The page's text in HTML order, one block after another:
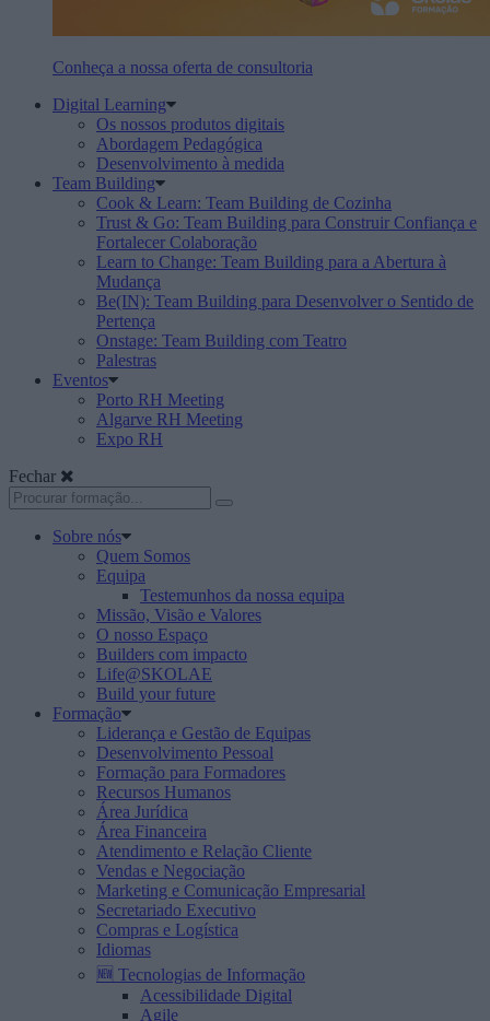
Conheça a nossa oferta de consultoria
Digital Learning
Os nossos produtos digitais
Abordagem Pedagógica
Desenvolvimento à medida
Team Building
Cook & Learn: Team Building de Cozinha
Trust & Go: Team Building para Construir Confiança e
Fortalecer Colaboração
Learn to Change: Team Building para a Abertura à
Mudança
Be(IN): Team Building para Desenvolver o Sentido de
Pertença
Onstage: Team Building com Teatro
Palestras
Eventos
Porto RH Meeting
Algarve RH Meeting
Expo RH
Fechar
Sobre nós
Quem Somos
Equipa
Testemunhos da nossa equipa
Missão, Visão e Valores
O nosso Espaço
Builders com impacto
Life@SKOLAE
Build your future
Formação
Liderança e Gestão de Equipas
Desenvolvimento Pessoal
Formação para Formadores
Recursos Humanos
Área Jurídica
Área Financeira
Atendimento e Relação Cliente
Vendas e Negociação
Marketing e Comunicação Empresarial
Secretariado Executivo
Compras e Logística
Idiomas
🆕 Tecnologias de Informação
Acessibilidade Digital
Agile